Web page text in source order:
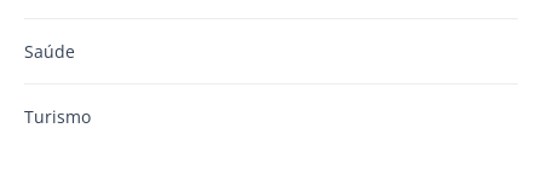
Saúde
Turismo